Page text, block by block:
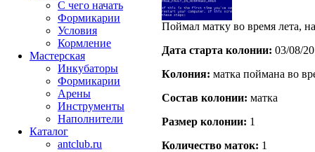
Поймал матку во время лета,
Дата старта кoлонии: 03/08/
Кoлония: матка поймана во
Состав кoлонии: матка
Размер кoлонии: 1
Количество маток: 1
С чего начать
Формикарии
Условия
Кормление
Мастерская
Инкубаторы
Формикарии
Арены
Инструменты
Наполнители
Каталог
antclub.ru